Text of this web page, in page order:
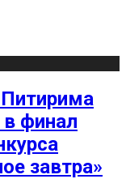
финал
завтра»